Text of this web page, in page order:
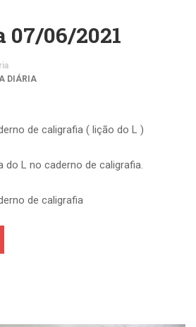
07/06/2021
DIÁRIA
de caligrafia ( lição do L )
do L no caderno de caligrafia.
de caligrafia